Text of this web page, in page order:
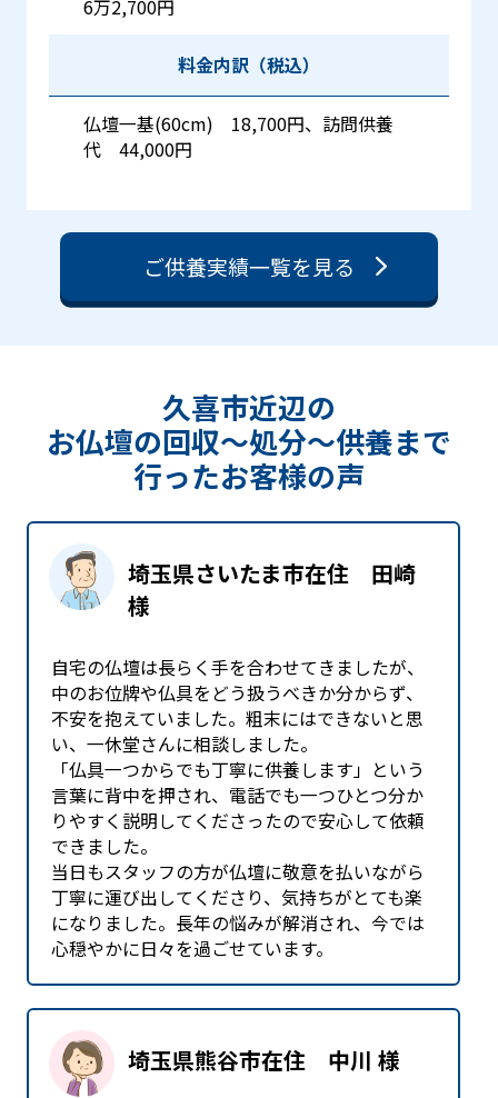
6万2,700円
料金内訳（税込）
仏壇一基(60cm) 18,700円、訪問供養
代 44,000円
ご供養実績一覧を見る
久喜市近辺の
お仏壇の回収〜処分〜供養まで
⾏ったお客様の声
埼玉県さいたま市在住 田崎
様
自宅の仏壇は長らく手を合わせてきましたが、
中のお位牌や仏具をどう扱うべきか分からず、
不安を抱えていました。粗末にはできないと思
い、一休堂さんに相談しました。
「仏具一つからでも丁寧に供養します」という
言葉に背中を押され、電話でも一つひとつ分か
りやすく説明してくださったので安心して依頼
できました。
当日もスタッフの方が仏壇に敬意を払いながら
丁寧に運び出してくださり、気持ちがとても楽
になりました。長年の悩みが解消され、今では
心穏やかに日々を過ごせています。
埼玉県熊谷市在住 中川 様